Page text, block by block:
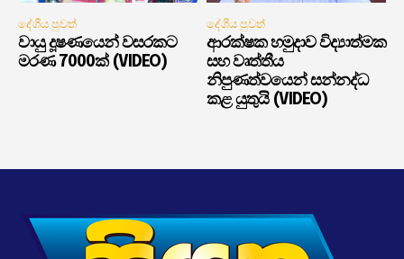
දේශීය පුවත්
වායු දූෂණයෙන් වසරකට
මරණ 7000ක් (VIDEO)
දේශීය පුවත්
ආරක්ෂක හමුදාව විද්‍යාත්මක
සහ වෘත්තීය
නිපුණත්වයෙන් සන්නද්ධ
කළ යුතුයි (VIDEO)